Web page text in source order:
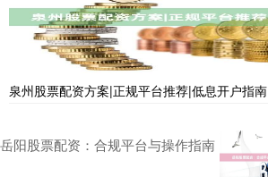
泉州股票配资方案|正规平台推荐|低息开户指南
岳阳股票配资：合规平台与操作指南